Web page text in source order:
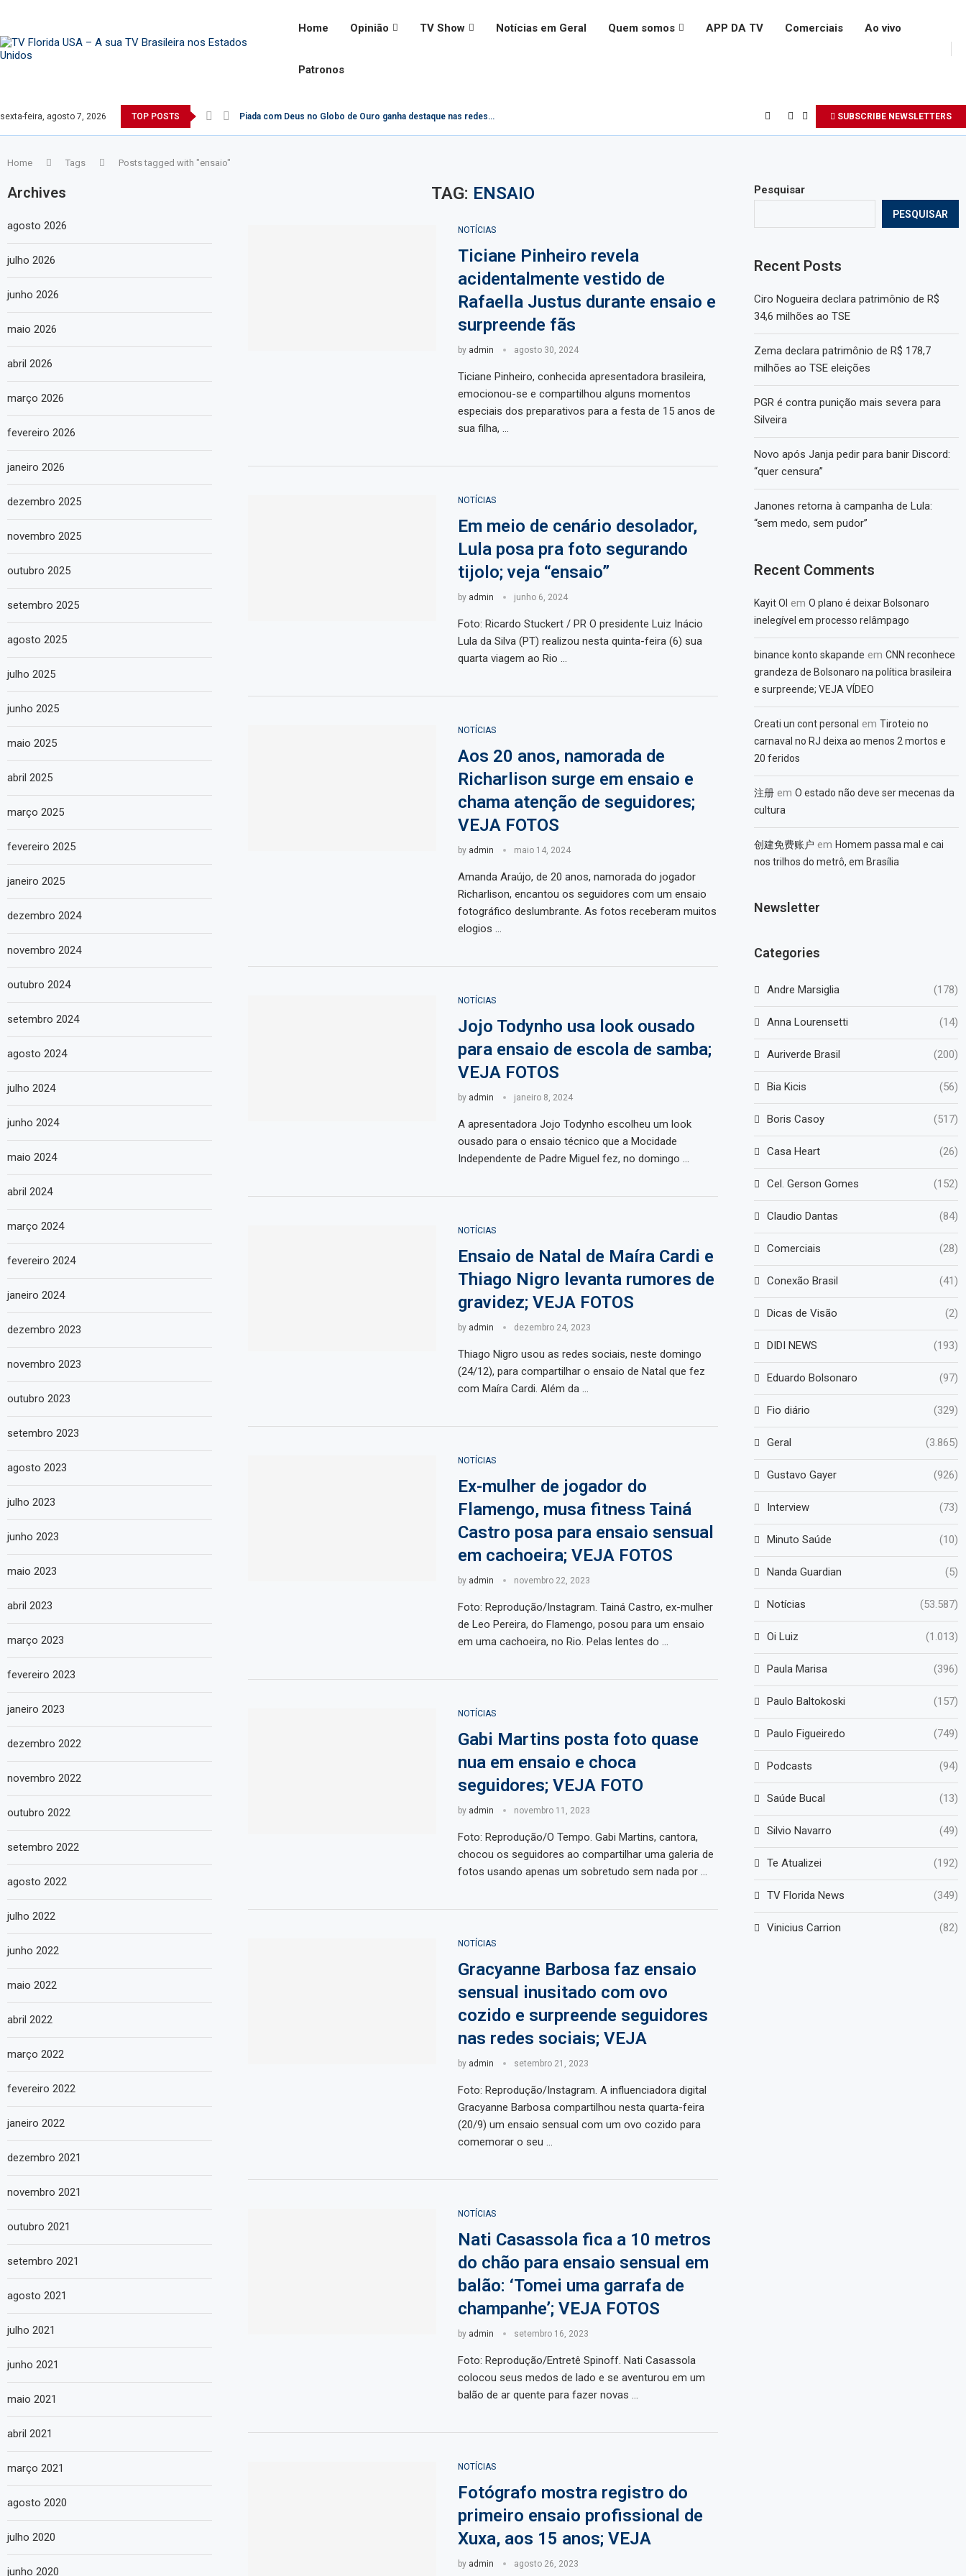
Home Opinião TV Show Notícias em Geral Quem somos APP DA TV Comerciais Ao vivo
Patronos
sexta-feira, agosto 7, 2026 TOP POSTS Piada com Deus no Globo de Ouro ganha destaque nas redes... SUBSCRIBE NEWSLETTERS
Home Tags Posts tagged with "ensaio"
TAG: ENSAIO
NOTÍCIAS
Ticiane Pinheiro revela
acidentalmente vestido de
Rafaella Justus durante ensaio e
surpreende fãs
by admin agosto 30, 2024
Ticiane Pinheiro, conhecida apresentadora brasileira,
emocionou-se e compartilhou alguns momentos
especiais dos preparativos para a festa de 15 anos de
sua filha, …
NOTÍCIAS
Em meio de cenário desolador,
Lula posa pra foto segurando
tijolo; veja “ensaio”
by admin junho 6, 2024
Foto: Ricardo Stuckert / PR O presidente Luiz Inácio
Lula da Silva (PT) realizou nesta quinta-feira (6) sua
quarta viagem ao Rio …
NOTÍCIAS
Aos 20 anos, namorada de
Richarlison surge em ensaio e
chama atenção de seguidores;
VEJA FOTOS
by admin maio 14, 2024
Amanda Araújo, de 20 anos, namorada do jogador
Richarlison, encantou os seguidores com um ensaio
fotográfico deslumbrante. As fotos receberam muitos
elogios …
NOTÍCIAS
Jojo Todynho usa look ousado
para ensaio de escola de samba;
VEJA FOTOS
by admin janeiro 8, 2024
A apresentadora Jojo Todynho escolheu um look
ousado para o ensaio técnico que a Mocidade
Independente de Padre Miguel fez, no domingo …
NOTÍCIAS
Ensaio de Natal de Maíra Cardi e
Thiago Nigro levanta rumores de
gravidez; VEJA FOTOS
by admin dezembro 24, 2023
Thiago Nigro usou as redes sociais, neste domingo
(24/12), para compartilhar o ensaio de Natal que fez
com Maíra Cardi. Além da …
NOTÍCIAS
Ex-mulher de jogador do
Flamengo, musa fitness Tainá
Castro posa para ensaio sensual
em cachoeira; VEJA FOTOS
by admin novembro 22, 2023
Foto: Reprodução/Instagram. Tainá Castro, ex-mulher
de Leo Pereira, do Flamengo, posou para um ensaio
em uma cachoeira, no Rio. Pelas lentes do …
NOTÍCIAS
Gabi Martins posta foto quase
nua em ensaio e choca
seguidores; VEJA FOTO
by admin novembro 11, 2023
Foto: Reprodução/O Tempo. Gabi Martins, cantora,
chocou os seguidores ao compartilhar uma galeria de
fotos usando apenas um sobretudo sem nada por …
NOTÍCIAS
Gracyanne Barbosa faz ensaio
sensual inusitado com ovo
cozido e surpreende seguidores
nas redes sociais; VEJA
by admin setembro 21, 2023
Foto: Reprodução/Instagram. A influenciadora digital
Gracyanne Barbosa compartilhou nesta quarta-feira
(20/9) um ensaio sensual com um ovo cozido para
comemorar o seu …
NOTÍCIAS
Nati Casassola fica a 10 metros
do chão para ensaio sensual em
balão: ‘Tomei uma garrafa de
champanhe’; VEJA FOTOS
by admin setembro 16, 2023
Foto: Reprodução/Entretê Spinoff. Nati Casassola
colocou seus medos de lado e se aventurou em um
balão de ar quente para fazer novas …
NOTÍCIAS
Fotógrafo mostra registro do
primeiro ensaio profissional de
Xuxa, aos 15 anos; VEJA
by admin agosto 26, 2023
Pesquisar
PESQUISAR
Recent Posts
Ciro Nogueira declara patrimônio de R$
34,6 milhões ao TSE
Zema declara patrimônio de R$ 178,7
milhões ao TSE eleições
PGR é contra punição mais severa para
Silveira
Novo após Janja pedir para banir Discord:
“quer censura”
Janones retorna à campanha de Lula:
“sem medo, sem pudor”
Recent Comments
Kayit Ol emO plano é deixar Bolsonaro
inelegível em processo relâmpago
binance konto skapande emCNN reconhece
grandeza de Bolsonaro na política brasileira
e surpreende; VEJA VÍDEO
Creati un cont personal emTiroteio no
carnaval no RJ deixa ao menos 2 mortos e
20 feridos
注册 emO estado não deve ser mecenas da
cultura
创建免费账户 emHomem passa mal e cai
nos trilhos do metrô, em Brasília
Newsletter
Categories
Andre Marsiglia (178)
Anna Lourensetti (14)
Auriverde Brasil (200)
Bia Kicis (56)
Boris Casoy (517)
Casa Heart (26)
Cel. Gerson Gomes (152)
Claudio Dantas (84)
Comerciais (28)
Conexão Brasil (41)
Dicas de Visão (2)
DIDI NEWS (193)
Eduardo Bolsonaro (97)
Fio diário (329)
Geral (3.865)
Gustavo Gayer (926)
Interview (73)
Minuto Saúde (10)
Nanda Guardian (5)
Notícias (53.587)
Oi Luiz (1.013)
Paula Marisa (396)
Paulo Baltokoski (157)
Paulo Figueiredo (749)
Podcasts (94)
Saúde Bucal (13)
Silvio Navarro (49)
Te Atualizei (192)
TV Florida News (349)
Vinicius Carrion (82)
Archives
agosto 2026
julho 2026
junho 2026
maio 2026
abril 2026
março 2026
fevereiro 2026
janeiro 2026
dezembro 2025
novembro 2025
outubro 2025
setembro 2025
agosto 2025
julho 2025
junho 2025
maio 2025
abril 2025
março 2025
fevereiro 2025
janeiro 2025
dezembro 2024
novembro 2024
outubro 2024
setembro 2024
agosto 2024
julho 2024
junho 2024
maio 2024
abril 2024
março 2024
fevereiro 2024
janeiro 2024
dezembro 2023
novembro 2023
outubro 2023
setembro 2023
agosto 2023
julho 2023
junho 2023
maio 2023
abril 2023
março 2023
fevereiro 2023
janeiro 2023
dezembro 2022
novembro 2022
outubro 2022
setembro 2022
agosto 2022
julho 2022
junho 2022
maio 2022
abril 2022
março 2022
fevereiro 2022
janeiro 2022
dezembro 2021
novembro 2021
outubro 2021
setembro 2021
agosto 2021
julho 2021
junho 2021
maio 2021
abril 2021
março 2021
agosto 2020
julho 2020
junho 2020